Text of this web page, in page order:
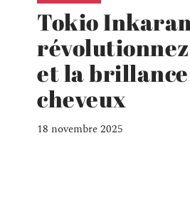
Tokio
et la brillance
cheveux
18 novembre 2025